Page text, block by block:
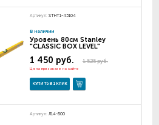
Артикул: STHT1-43104
В наличии
Уровень 80см Stanley
"CLASSIC BOX LEVEL"
1 525 руб.
1 450 руб.
Цена при заказе на сайте
КУПИТЬ В 1 КЛИК
Артикул: Л14-800